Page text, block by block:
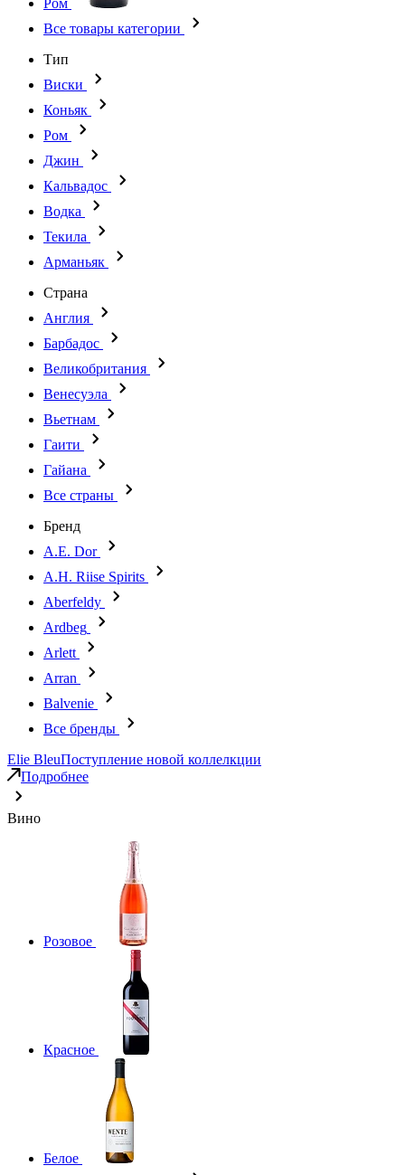
Ром
Все товары категории
Тип
Виски
Коньяк
Ром
Джин
Кальвадос
Водка
Текила
Арманьяк
Страна
Англия
Барбадос
Великобритания
Венесуэла
Вьетнам
Гаити
Гайана
Все страны
Бренд
A.E. Dor
A.H. Riise Spirits
Aberfeldy
Ardbeg
Arlett
Arran
Balvenie
Все бренды
Elie BleuПоступление новой коллелкции
Подробнее
Вино
Розовое
Красное
Белое